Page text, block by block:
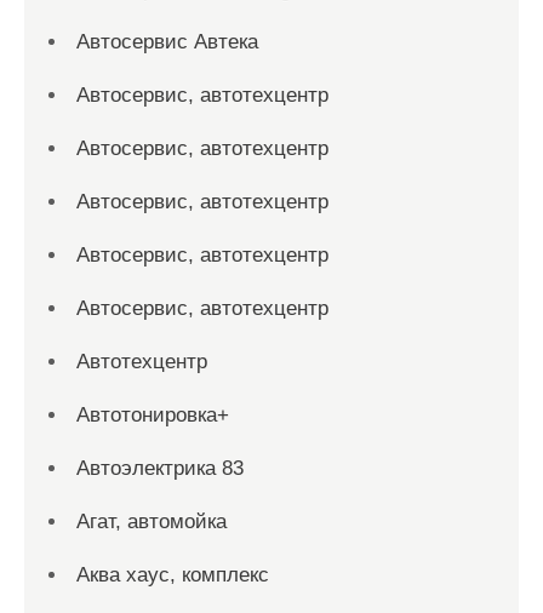
Автосервис Автека
Автосервис, автотехцентр
Автосервис, автотехцентр
Автосервис, автотехцентр
Автосервис, автотехцентр
Автосервис, автотехцентр
Автотехцентр
Автотонировка+
Автоэлектрика 83
Агат, автомойка
Аква хаус, комплекс